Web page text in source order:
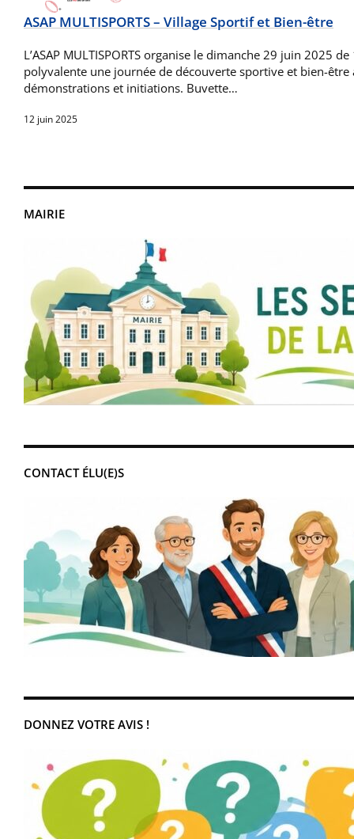
MAIRIE
CONTACT ÉLU(E)S
DONNEZ VOTRE AVIS !
ASAP MULTISPORTS – Village Sportif et Bien-être
L’ASAP MULTISPORTS organise le dimanche 29 juin 2025
polyvalente une journée de découverte sportive et bien-être
démonstrations et initiations. Buvette…
12 juin 2025